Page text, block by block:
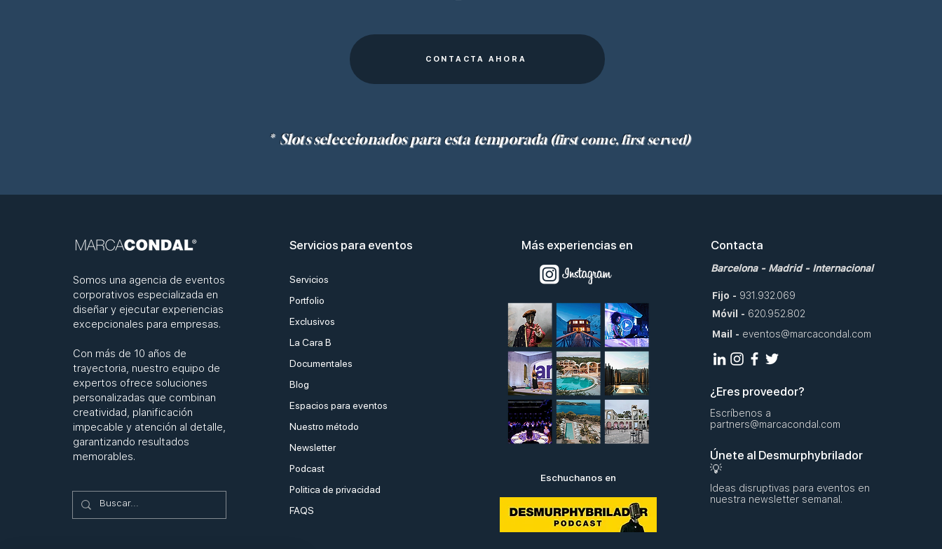
CONTACTA AHORA
* Slots seleccionados para esta temporada(first come, first served)
Somos una agencia de eventos
corporativos especializada en
diseñar y ejecutar experiencias
excepcionales para empresas.
Con más de 10 años de
trayectoria, nuestro equipo de
expertos ofrece soluciones
personalizadas que combinan
creatividad, planificación
impecable y atención al detalle,
garantizando resultados
memorables.
Servicios para eventos
Servicios
Portfolio
Exclusivos
La Cara B
Documentales
Blog
Espacios para eventos
Nuestro método
Newsletter
Podcast
Politica de privacidad
FAQS
Más experiencias en
Eschuchanos en
Contacta
Barcelona- Madrid- Internacional
Fijo - 931.932.069
Móvil
- 620.952.802
Mail
- eventos@marcacondal.com
¿Eres proveedor?
Escríbenos a
partners@marcacondal.com
Únete al Desmurphybrilador
💡
Ideas disruptivas para eventos en
nuestra newsletter semanal.